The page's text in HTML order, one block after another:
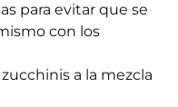
para evitar que se
con los
a la mezcla